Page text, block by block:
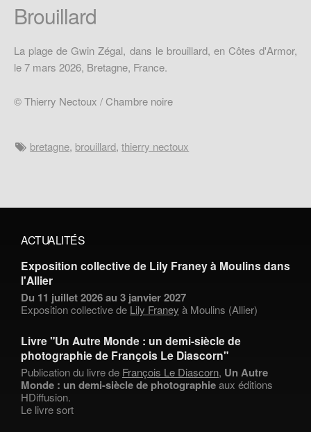
Brouillard
La plage de Gwin Zégal, dans le brouillard, en Côtes d'Armor,
le 7 mars 2026, Bretagne, France.
© Thierry Nectoux / Chambre noire
bretagne, brouillard,thierry nectoux
ACTUALITÉS
Exposition collective de Lily Franey à Moulins dans
l'Allier
Du 11 juillet 2026 au 3 janvier 2027
Exposition collective de Lily Franey à Moulins (Allier)
Livre "Un Autre Monde : un demi-siècle de
photographie de François Le Diascorn"
Publication du livre de François Le Diascorn, Un Autre
Monde : un demi-siècle de photographieaux éditions
HDiffusion.
Le livre sort